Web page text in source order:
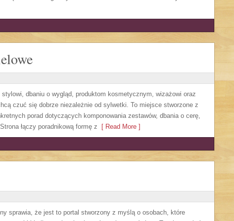
dbaniu o wygląd, produktom kosmetycznym, wizażowi oraz
czuć się dobrze niezależnie od sylwetki. To miejsce stworzone z
porad dotyczących komponowania zestawów, dbania o cerę,
łączy poradnikową formę z [ Read More ]
sprawia, że jest to portal stworzony z myślą o osobach, które